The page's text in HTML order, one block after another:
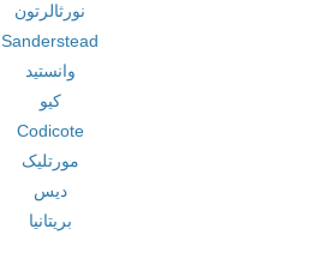
نورثالرتون
Sanderstead
وانستید
کیو
Codicote
مورتلیک
دیس
بریتانیا